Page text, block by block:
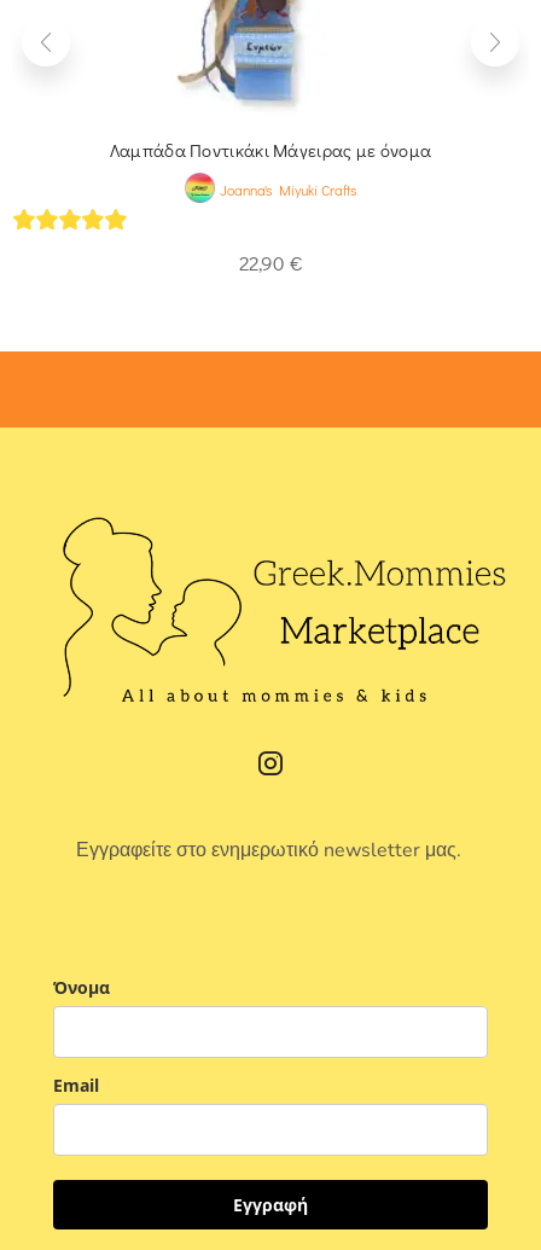
Λαμπάδα Ποντικάκι Μάγειρας με όνομα
Joanna's Miyuki Crafts
22,90 €
Εγγραφείτε στο ενημερωτικό newsletter μας.
Όνομα
Email
Εγγραφή